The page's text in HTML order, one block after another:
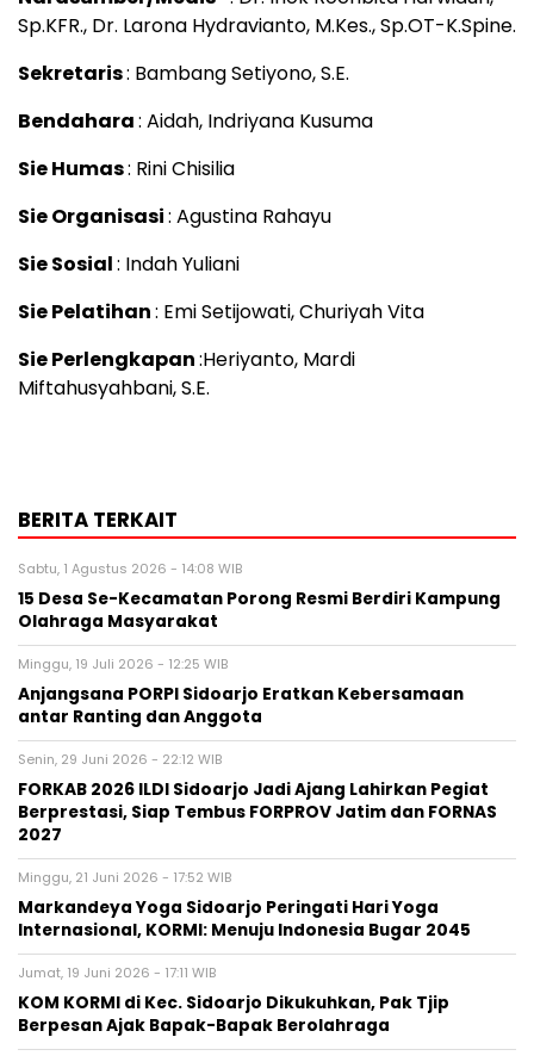
Sp.KFR., Dr. Larona Hydravianto, M.Kes., Sp.OT-K.Spine.
Sekretaris: Bambang Setiyono, S.E.
Bendahara: Aidah, Indriyana Kusuma
Sie Humas: Rini Chisilia
Sie Organisasi: Agustina Rahayu
Sie Sosial: Indah Yuliani
Sie Pelatihan: Emi Setijowati, Churiyah Vita
Sie Perlengkapan:Heriyanto, Mardi
Miftahusyahbani, S.E.
BERITA TERKAIT
Sabtu, 1 Agustus 2026 - 14:08 WIB
15 Desa Se-Kecamatan Porong Resmi Berdiri Kampung
Olahraga Masyarakat
Minggu, 19 Juli 2026 - 12:25 WIB
Anjangsana PORPI Sidoarjo Eratkan Kebersamaan
antar Ranting dan Anggota
Senin, 29 Juni 2026 - 22:12 WIB
FORKAB 2026 ILDI Sidoarjo Jadi Ajang Lahirkan Pegiat
Berprestasi, Siap Tembus FORPROV Jatim dan FORNAS
2027
Minggu, 21 Juni 2026 - 17:52 WIB
Markandeya Yoga Sidoarjo Peringati Hari Yoga
Internasional, KORMI: Menuju Indonesia Bugar 2045
Jumat, 19 Juni 2026 - 17:11 WIB
KOM KORMI di Kec. Sidoarjo Dikukuhkan, Pak Tjip
Berpesan Ajak Bapak-Bapak Berolahraga